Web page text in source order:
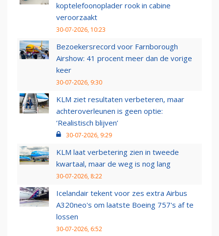
koptelefoonoplader rook in cabine
veroorzaakt
30-07-2026, 10:23
Bezoekersrecord voor Farnborough
Airshow: 41 procent meer dan de vorige
keer
30-07-2026, 9:30
KLM ziet resultaten verbeteren, maar
achteroverleunen is geen optie:
‘Realistisch blijven’
30-07-2026, 9:29
KLM laat verbetering zien in tweede
kwartaal, maar de weg is nog lang
30-07-2026, 8:22
Icelandair tekent voor zes extra Airbus
A320neo's om laatste Boeing 757's af te
lossen
30-07-2026, 6:52